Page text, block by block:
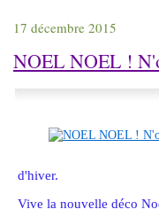
17 décembre 2015
NOEL NOEL !
d'hiver.
Vive la nouvelle déco